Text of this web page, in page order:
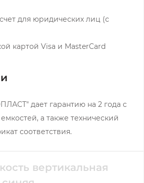
вертикальная
для юридических лиц (с
картой Visa и MasterCard
дает гарантию на 2 года с
а также технический
соответствия.